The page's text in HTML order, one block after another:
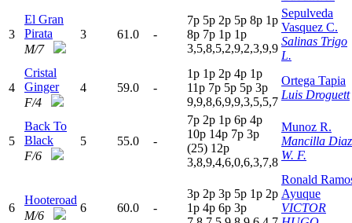
3
El Gran
Pirata
M/7
3 61.0 -
7p 5p 2p 5p 8p 1p
8p 7p 1p 1p
3,5,8,5,2,9,2,3,9,9
Sepulveda
Vasquez C.
Salinas Trigo
L.
4
Cristal
Ginger
F/4
4 59.0 -
1p 1p 2p 4p 1p
11p 7p 5p 5p 3p
9,9,8,6,9,9,3,5,5,7
Ortega Tapia
Luis Droguett
5
Back To
Black
F/6
5 55.0 -
7p 2p 1p 6p 4p
10p 14p 7p 3p
(25) 12p
3,8,9,4,6,0,6,3,7,8
Munoz R.
Mancilla Diaz
W. F.
6
Hooteroad
M/6
6 60.0 -
3p 2p 3p 5p 1p 2p
1p 4p 6p 3p
Ronald
Ayuque
VICTOR